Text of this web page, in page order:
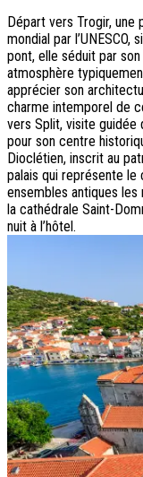
Départ vers Trogir, une
mondial par
pont, elle séduit par
atmosphère
apprécier son
charme intemporel de
vers Split, visite guidée
pour son centre
Dioclétien, inscrit au
palais qui représente
ensembles antiques
la cathédrale Saint-
nuit à l’hôtel.